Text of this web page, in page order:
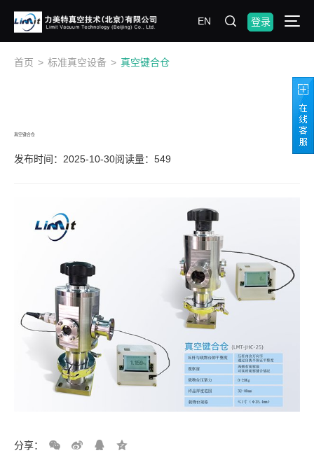
EN 登录
首页 > 标准真空设备 > 真空键合仓
真空键合仓
发布时间：2025-10-30阅读量：549
分享：